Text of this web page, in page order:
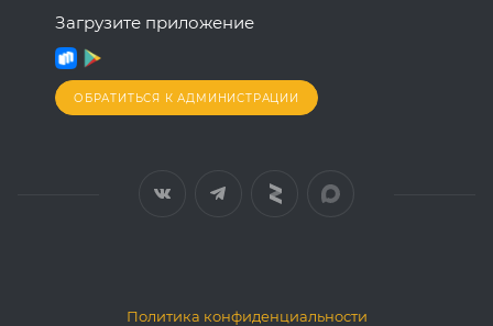
Загрузите приложение
ОБРАТИТЬСЯ К АДМИНИСТРАЦИИ
Политика конфиденциальности